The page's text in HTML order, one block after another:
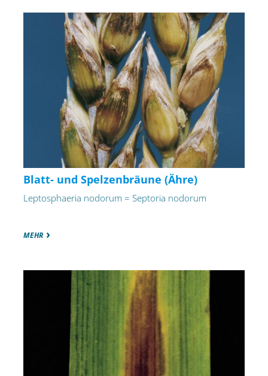
Blatt- und Spelzenbräune (Ähre)
Leptosphaeria nodorum = Septoria nodorum
MEHR